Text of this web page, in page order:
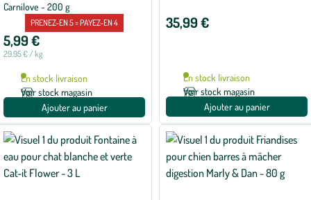
Carnilove - 200 g
PRENEZ-EN 5 = PAYEZ-EN 4
5,99 €
29,95 € / kg
En stock livraison
Voir stock magasin
Ajouter au panier
35,99 €
En stock livraison
Voir stock magasin
Ajouter au panier